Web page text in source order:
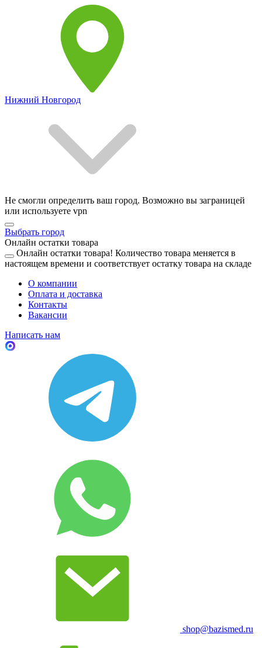
Нижний Новгород
Не смогли определить ваш город. Возможно вы заграницей
или используете vpn
Выбрать город
Онлайн остатки товара
Онлайн остатки товара! Количество товара меняется в
настоящем времени и соответствует остатку товара на складе
О компании
Оплата и доставка
Контакты
Вакансии
Написать нам
shop@bazismed.ru